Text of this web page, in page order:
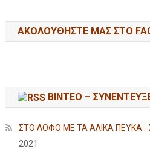
ΑΚΟΛΟΥΘΉΣΤΕ ΜΑΣ ΣΤΟ
ΒΙΝΤΕΟ –
ΣΤΟ ΛΟΦΟ ΜΕ ΤΑ ΑΛΙΚΑ ΠΕΥΚΑ -
2021